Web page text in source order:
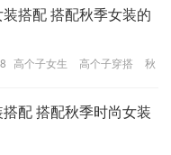
搭配 搭配秋季女装的
高个子女生 高个子穿搭
秋
配 搭配秋季时尚女装